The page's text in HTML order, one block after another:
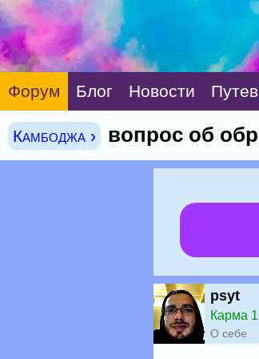
Форум Блог Новости
Камбоджа › вопрос об
psyt
Карма 1
О себе